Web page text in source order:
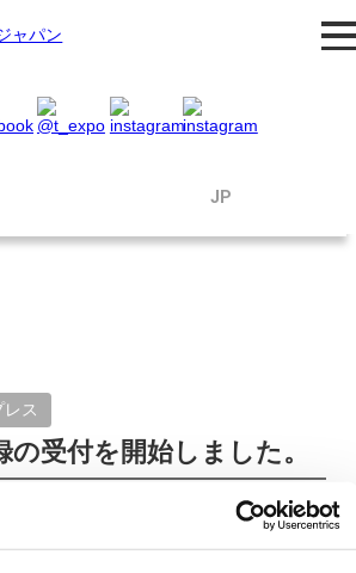
JP
はこちら
レス
の受付を開始しました。